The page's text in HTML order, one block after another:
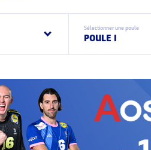
Sélectionner une poule
POULE I